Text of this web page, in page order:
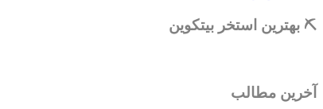
⛏ بهترین استخر بیتکوین
آخرین مطالب